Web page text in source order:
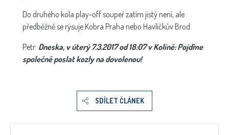
Do druhého kola play-off soupeř zatím jistý není, ale
předběžně se rýsuje Kobra Praha nebo Havlíčkův Brod.
Petr: Dneska, v úterý 7.3.2017 od 18:07 v Kolíně: Pojďme
společně poslat kozly na dovolenou!
SDÍLET ČLÁNEK